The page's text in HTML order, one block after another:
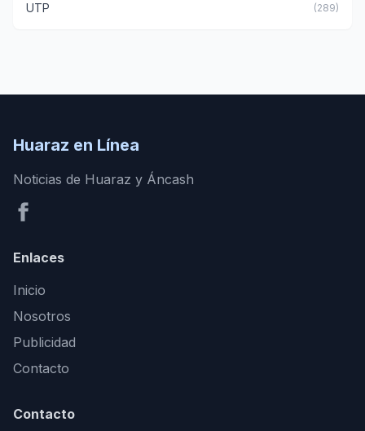
UTP (289)
Huaraz en Línea
Noticias de Huaraz y Áncash
Enlaces
Inicio
Nosotros
Publicidad
Contacto
Contacto